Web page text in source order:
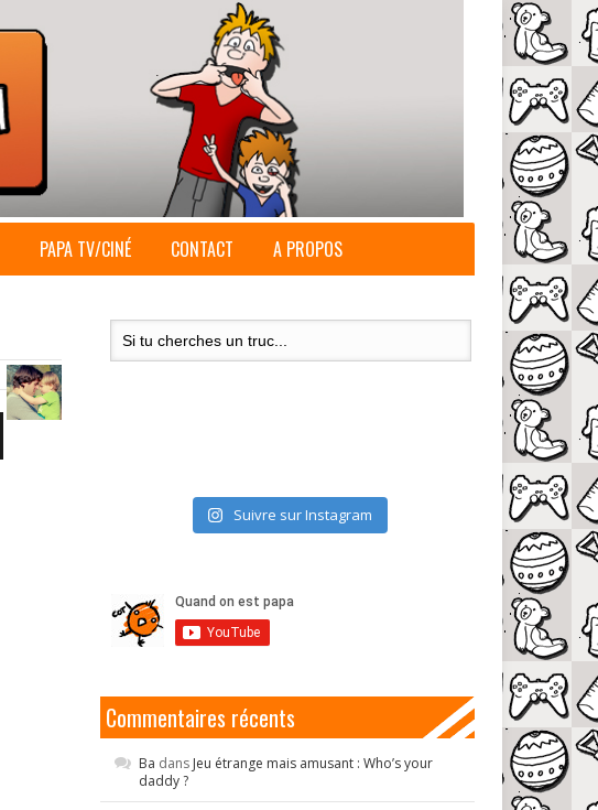
PAPA TV/CINÉ CONTACT A PROPOS
Suivre sur Instagram
Commentaires récents
Ba dans Jeu étrange mais amusant : Who’s your
daddy ?